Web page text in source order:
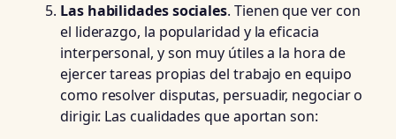
Las habilidades sociales. Tienen que ver con
el liderazgo, la popularidad y la eficacia
interpersonal, y son muy útiles a la hora de
ejercer tareas propias del trabajo en equipo
como resolver disputas, persuadir, negociar o
dirigir. Las cualidades que aportan son: